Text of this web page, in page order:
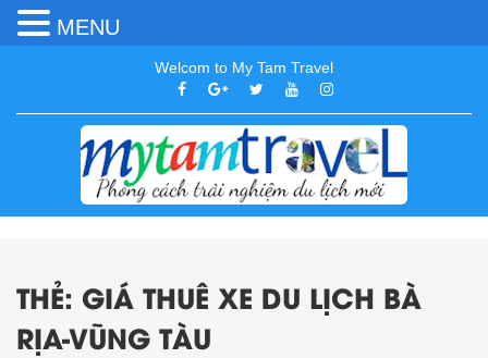
Welcom to My Tam Travel
THẺ: GIÁ THUÊ XE DU LỊCH BÀ
RỊA-VŨNG TÀU
MENU